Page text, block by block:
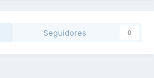
Seguidores 0